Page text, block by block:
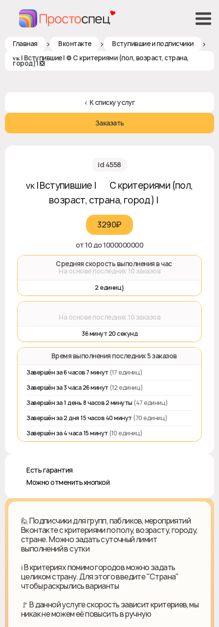
Главная > Вконтакте > Вступившие и подписчики >
ᴠᴋ | Вступившие | ⚙️ С критериями (пол, возраст, страна,
город) | ❎
< К списку услуг
Заказать
id 4558
ᴠᴋ | Вступившие | ⚙️ С критериями (пол,
возраст, страна, город) | ❎
3290₽‎
от 10 до 1000000000
🚀 Средняя скорость выполнения в час
На основе последних 10 заказов
2 единиц}
На основе последних 10 заказов
36 минут 20 секунд
⏱️ Время выполнения последних 5 заказов
Завершён за 6 часов 7 минут (17 единиц)
Завершён за 3 часа 26 минут (12 единиц)
Завершён за 1 день 8 часов 2 минуты (47 единиц)
Завершён за 2 дня 15 часов 40 минут (70 единиц)
Завершён за 4 часа 15 минут (10 единиц)
♻️ Есть гарантия
❎ Можно отменить кнопкой
🙋 Подписчики для групп, пабликов, мероприятий
Вконтакте с критериями по полу, возрасту, городу,
стране. Можно задать суточный лимит
выполнений в сутки
ℹ️ В критериях помимо городов можно задать
целиком страну. Для этого введите "Страна"
чтобы раскрылись варианты
🚩 В данной услуге скорость зависит критериев, мы
никак не можем её повысить в ручную